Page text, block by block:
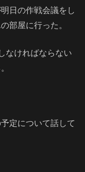
日の作戦会議をし
部屋に行った。
なければならない
定について話して